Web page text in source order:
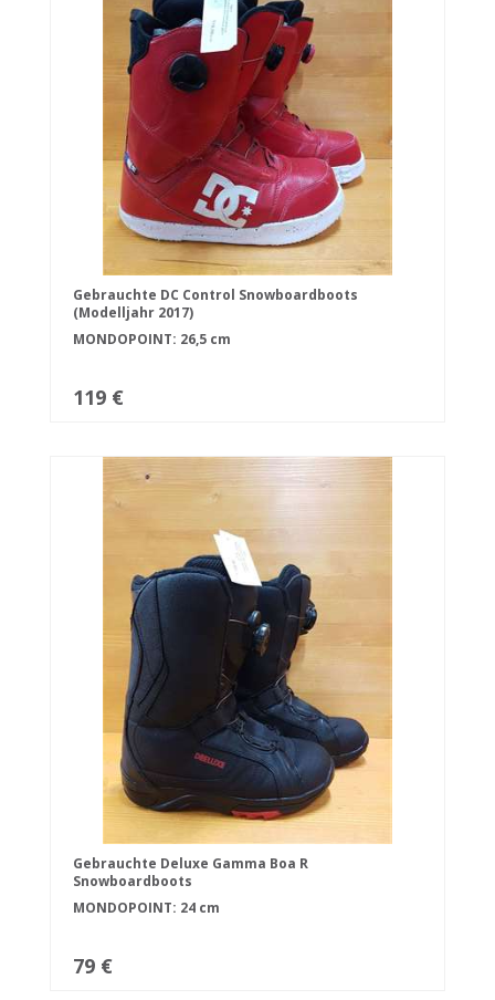
Gebrauchte DC Control Snowboardboots
(Modelljahr 2017)
MONDOPOINT: 26,5 cm
119 €
Gebrauchte Deluxe Gamma Boa R
Snowboardboots
MONDOPOINT: 24 cm
79 €